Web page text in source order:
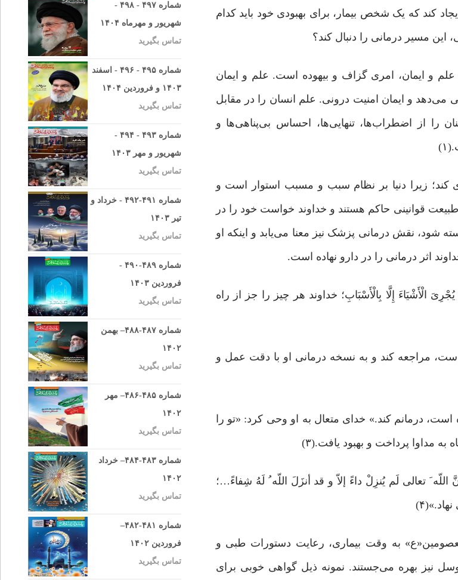
کند که یک شخص بیمار، برای بهبودی خود باید کدام
این مسیر درمانی را دنبال کند؟
و ایمان، امری گزاف و بیهوده است. علم و ایمان
و ایمان امنیت درونی. علم انسان را در مقابل
را از اضطراب‌ها، تنهایی‌ها، احساس بی‌پناهی‌ها و
کند؛ زیرا دنیا بر نظام سبب و مسبب استوار است و
قوانینی حاکم هستند و خداوند خواست خود را در
شود، نقش درمانی پزشک نیز معنا می‌یابد و اینکه او
اثر درمانی را در دارو نهاده است.
الْأَشْیَاءَ إِلَّا بِالْأَسْبَابِ؛ خداوند هر چیز را جز از راه
مراجعه کند و به نسخه‌ درمانی او با دقت عمل و
درمانم کند.» خدای متعال به او وحی کرد: «تو را
مداوا پرداخت و بهبود یافت.(۳)
تعالى لَم یُنزِلْ داءً إلاّ و قد أنزَلَ اللّه ُ لَهُ شِفاءً…؛
به وقت بیماری، رعایت دستورات طبی و
نیز بهره می‌جستند. نمونه ذیل گواهی خوبی برای
شماره ۴۹۷ - ۴۹۸ -
شهریور و مهرماه ۱۴۰۴
تماس بگیرید
شماره ۴۹۵ - ۴۹۶ - اسفند
۱۴۰۳ و فروردین ۱۴۰۴
تماس بگیرید
شماره ۴۹۳ - ۴۹۴ -
شهریور و مهر ۱۴۰۳
تماس بگیرید
شماره ۴۹۱-۴۹۲ - خرداد و
تیر ۱۴۰۳
تماس بگیرید
شماره ۴۸۹-۴۹۰ -
فروردین ۱۴۰۳
تماس بگیرید
شماره ۴۸۷-۴۸۸– بهمن
۱۴۰۲
تماس بگیرید
شماره ۴۸۵-۴۸۶– مهر
۱۴۰۲
تماس بگیرید
شماره ۴۸۳-۴۸۴– خرداد
۱۴۰۲
تماس بگیرید
شماره ۴۸۱-۴۸۲–
فروردین ۱۴۰۲
تماس بگیرید